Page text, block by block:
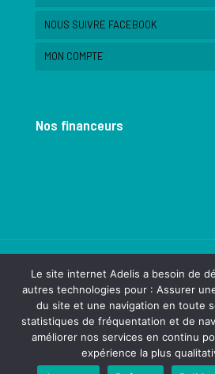
NOUS SUIVRE FACEBOOK
MON COMPTE
Nos financeurs
© 2022 Association Adelis - Saint
Réalisation
Le site internet Adelis a besoin de
autres technologies pour : Assurer
du site et une navigation en toute
statistiques de fréquentation et de
améliorer nos services en continu
expérience la plus